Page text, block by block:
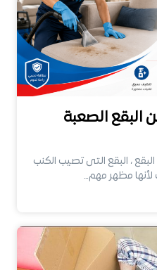
الصعبة
، البقع التى تصيب الكنب
لأنها مظهر مهم…